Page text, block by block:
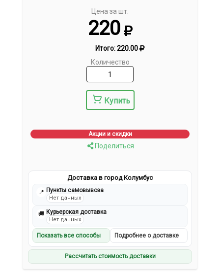
Цена за шт.
220
Итого:220.00
Количество
Купить
Акции и скидки
Поделиться
Доставка в город Колумбус
📍 Пункты самовывоза
Нет данных
🚚 Курьерская доставка
Нет данных
Показать все способы Подробнее о доставке
Рассчитать стоимость доставки